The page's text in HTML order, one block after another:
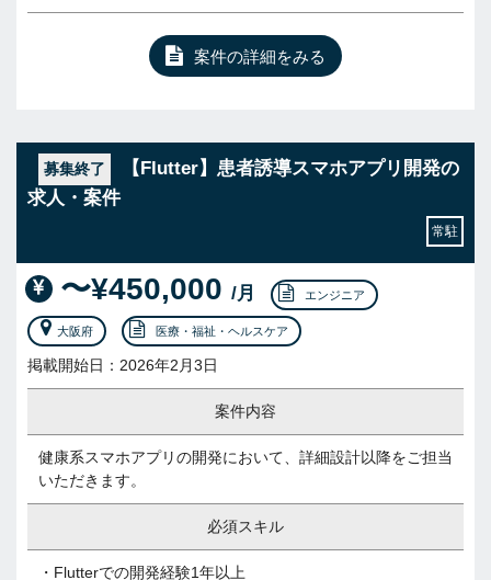
案件の詳細をみる
募集終了
【Flutter】患者誘導スマホアプリ開発の
求人・案件
常駐
〜¥450,000 /月 エンジニア
大阪府 医療・福祉・ヘルスケア
掲載開始日：2026年2月3日
案件内容
健康系スマホアプリの開発において、詳細設計以降をご担当
いただきます。
必須スキル
・Flutterでの開発経験1年以上